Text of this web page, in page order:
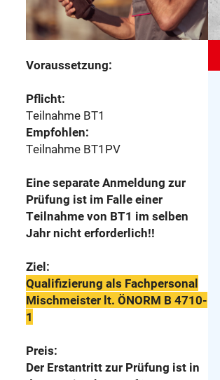
Voraussetzung:
Pflicht:
Teilnahme BT1
Empfohlen:
Teilnahme BT1PV
Eine separate Anmeldung zur
Prüfung ist im Falle einer
Teilnahme von BT1 im selben
Jahr nicht erforderlich!!
Ziel:
Qualifizierung als Fachpersonal
Mischmeister lt. ÖNORM B 4710-
1
Preis:
Der Erstantritt zur Prüfung ist in